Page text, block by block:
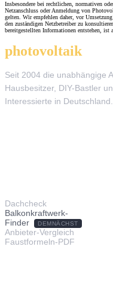
Insbesondere bei rechtlichen, normativen
Netzanschluss oder Anmeldung von
gelten. Wir empfehlen daher, vor
den zuständigen Netzbetreiber zu
bereitgestellten Informationen entstehen, ist
photovoltaik
Seit 2004 die unabhängige
Hausbesitzer, DIY-Bastler
Interessierte in Deutschland.
Dachcheck
Balkonkraftwerk-
Finder
DEMNÄCHST
Anbieter-Vergleich
Faustformeln-PDF